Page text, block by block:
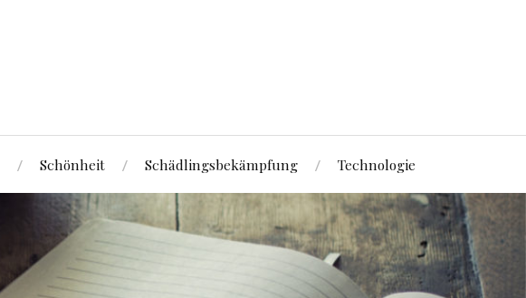
Schönheit Schädlingsbekämpfung Technologie